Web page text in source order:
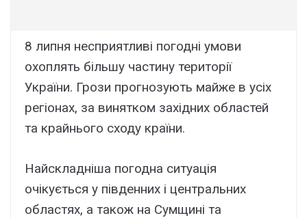
8 липня несприятливі погодні умови
охоплять більшу частину території
України. Грози прогнозують майже в усіх
регіонах, за винятком західних областей
та крайнього сходу країни.
Найскладніша погодна ситуація
очікується у південних і центральних
областях, а також на Сумщині та